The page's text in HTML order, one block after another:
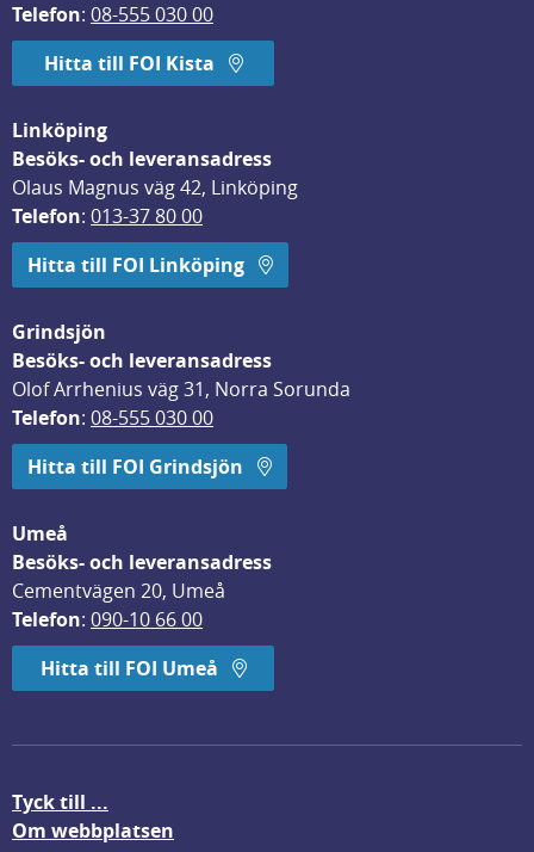
Telefon: 08-555 030 00
Hitta till FOI Kista
Linköping
Besöks- och leveransadress
Olaus Magnus väg 42, Linköping
Telefon: 013-37 80 00
Hitta till FOI Linköping
Grindsjön
Besöks- och leveransadress
Olof Arrhenius väg 31, Norra Sorunda
Telefon: 08-555 030 00
Hitta till FOI Grindsjön
Umeå
Besöks- och leveransadress
Cementvägen 20, Umeå
Telefon: 090-10 66 00
Hitta till FOI Umeå
Tyck till ...
Om webbplatsen